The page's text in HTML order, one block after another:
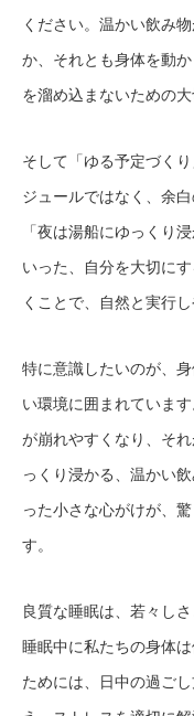
ください。温かい飲み
か、それとも身体を動
を溜め込まないための大
そして「ゆる予定づく
ジュールではなく、余
「夜は湯船にゆっくり
いった、自分を大切に
くことで、自然と実行し
特に意識したいのが、
い環境に囲まれていま
が崩れやすくなり、そ
っくり浸かる、温かい
った小さな心がけが、
す。
良質な睡眠は、若々し
睡眠中に私たちの身体
ためには、日中の過ご